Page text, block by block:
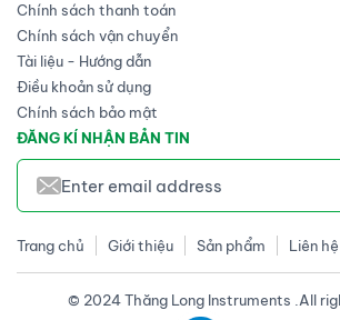
Chính sách thanh toán
Chính sách vận chuyển
Tài liệu - Hướng dẫn
Điều khoản sử dụng
Chính sách bảo mật
ĐĂNG KÍ NHẬN BẢN TIN
Trang chủ Giới thiệu Sản phẩm Liên hệ
© 2024 Thăng Long Instruments .All